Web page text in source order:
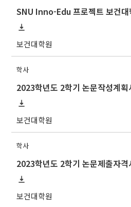
보건대학원
학사
보건대학원
학사
2023학년도 2학기 논문제출자
보건대학원